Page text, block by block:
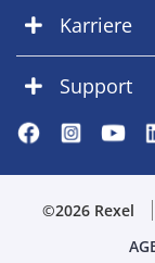
Karriere
Support
©2026 Rexel